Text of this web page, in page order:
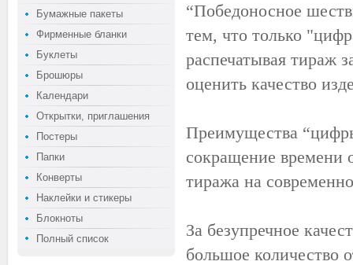
Бумажные пакеты
Фирменные бланки
Буклеты
Брошюры
Календари
Открытки, приглашения
Постеры
Папки
Конверты
Наклейки и стикеры
Блокноты
Полный список
“Победоносное
тем, что только
распечатывая тираж
оценить качество
Преимущества
сокращение времени
тиража на
За безупречное
большое количество